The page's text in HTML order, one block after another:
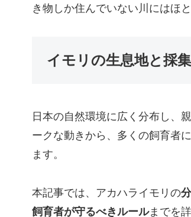
き物しか住んでいない川にはほ
イモリの生息地と採
日本の自然環境に広く分布し、
ークな動きから、多くの飼育者
ます。
本記事では、アカハライモリの
飼育者が守るべきルールまでを